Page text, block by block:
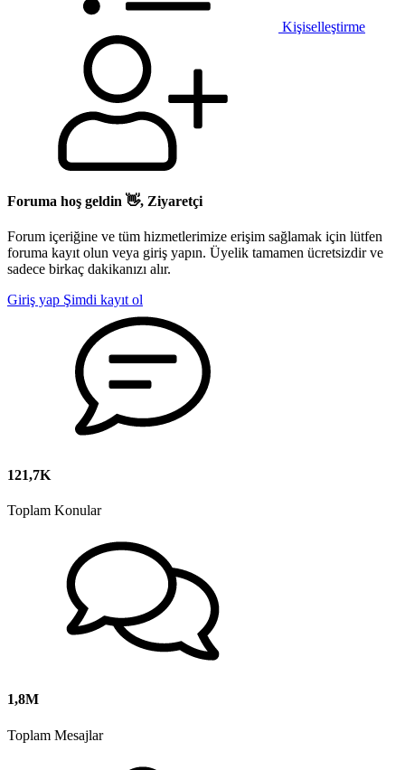
Kişiselleştirme
Foruma hoş geldin 👋, Ziyaretçi
Forum içeriğine ve tüm hizmetlerimize erişim sağlamak için lütfen
foruma kayıt olun veya giriş yapın. Üyelik tamamen ücretsizdir ve
sadece birkaç dakikanızı alır.
Giriş yap Şimdi kayıt ol
121,7K
Toplam Konular
1,8M
Toplam Mesajlar